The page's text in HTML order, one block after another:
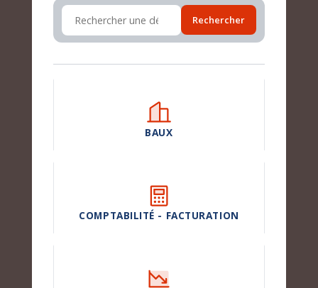
Rechercher
BAUX
COMPTABILITÉ - FACTURATION